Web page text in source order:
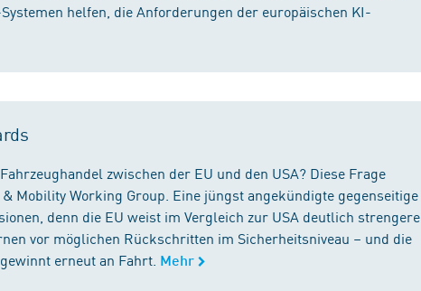
helfen, die Anforderungen der europäischen KI-
zwischen der EU und den USA? Diese Frage
Mobility Working Group. Eine jüngst angekündigte gegenseitige
denn die EU weist im Vergleich zur USA deutlich strengere
vor möglichen Rückschritten im Sicherheitsniveau – und die
erneut an Fahrt. Mehr